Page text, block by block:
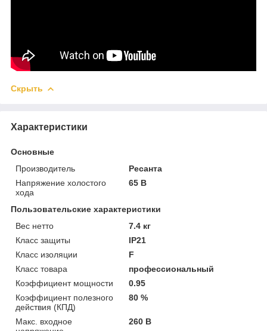
Скрыть
Характеристики
Основные
Производитель
Ресанта
Напряжение холостого
хода
65 В
Пользовательские характеристики
Вес нетто
7.4 кг
Класс защиты
IP21
Класс изоляции
F
Класс товара
профессиональный
Коэффициент мощности
0.95
Коэффициент полезного
действия (КПД)
80 %
Макс. входное
260 В